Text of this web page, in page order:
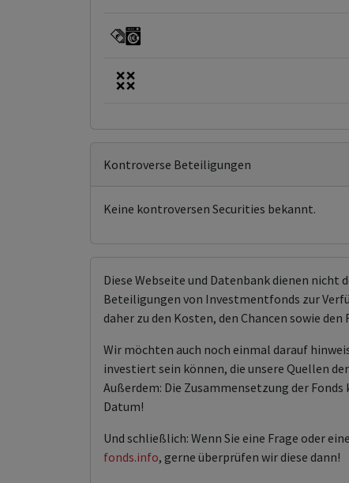
Kontroverse Beteiligungen
Keine kontroversen Securities bekannt.
Diese Webseite und Datenbank dienen
Beteiligungen von Investmentfonds zur
daher zu den Kosten, den Chancen sowie
Wir möchten auch noch einmal darauf
investiert sein können, die unsere Quellen
Außerdem: Die Zusammensetzung der
Datum!
Und schließlich: Wenn Sie eine Frage oder
fonds.info, gerne überprüfen wir diese dann!